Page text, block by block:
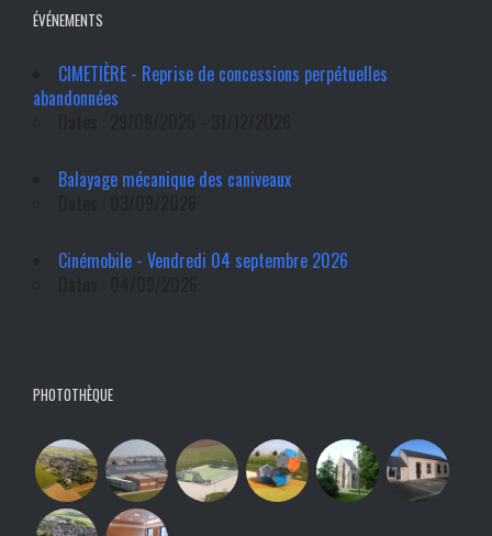
ÉVÉNEMENTS
CIMETIÈRE - Reprise de concessions perpétuelles
abandonnées
Balayage mécanique des caniveaux
Cinémobile - Vendredi 04 septembre 2026
PHOTOTHÈQUE